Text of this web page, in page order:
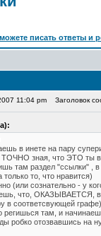
11:04 pm Заголовок
в инете на пару
ТОЧНО зная, что ЭТО ты
там раздел "ссылки" ,
то, что нравится)
(или сознательно - у
что, ОКАЗЫВАЕТСЯ,
в соответсвующей графе)
регишься там, и
робко отозвавшись на